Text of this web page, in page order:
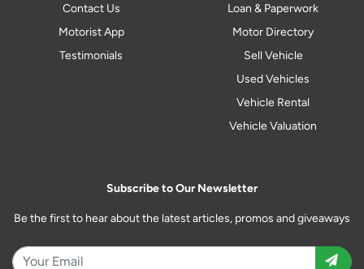
Contact Us
Motorist App
Testimonials
Loan & Paperwork
Motor Directory
Sell Vehicle
Used Vehicles
Vehicle Rental
Vehicle Valuation
Subscribe to Our Newsletter
Be the first to hear about the latest articles, promos and giveaways